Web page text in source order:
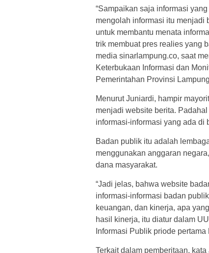
“Sampaikan saja informasi
mengolah informasi itu menjadi
untuk membantu menata
trik membuat pres realies yang
media sinarlampung.co, saat
Keterbukaan Informasi dan
Pemerintahan Provinsi
Menurut Juniardi, hampir
menjadi website berita.
informasi-informasi yang ada di
Badan publik itu adalah
menggunakan anggaran
dana masyarakat.
“Jadi jelas, bahwa website
informasi-informasi badan
keuangan, dan kinerja, apa
hasil kinerja, itu diatur dalam
Informasi Publik priode
Terkait dalam pemberitaan,